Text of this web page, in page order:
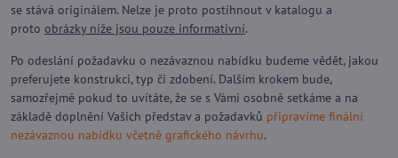
se stává originálem. Nelze je proto postihnout v katalogu a
proto obrázky níže jsou pouze informativní.
Po odeslání požadavku o nezávaznou nabídku budeme vědět, jakou
preferujete konstrukci, typ či zdobení. Dalším krokem bude,
samozřejmě pokud to uvítáte, že se s Vámi osobně setkáme a na
základě doplnění Vašich představ a požadavků připravíme finální
nezávaznou nabídku včetně grafického návrhu.